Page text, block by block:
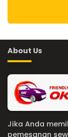
About Us
Jika Anda
pemesanan